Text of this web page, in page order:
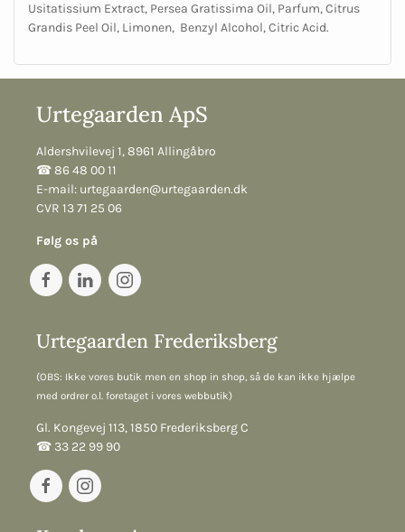
Usitatissium Extract, Persea Gratissima Oil, Parfum, Citrus
Grandis Peel Oil, Limonen, Benzyl Alcohol, Citric Acid.
Urtegaarden ApS
Aldershvilevej 1, 8961 Allingåbro
☎︎ 86 48 00 11
E-mail: urtegaarden@urtegaarden.dk
CVR 13 71 25 06
Følg os på
Urtegaarden Frederiksberg
(OBS: Ikke vores butik men en shop in shop, så de kan ikke hjælpe
med ordrer o.l. foretaget i vores webbutik)
Gl. Kongevej 113, 1850 Frederiksberg C
☎︎ 33 22 99 90